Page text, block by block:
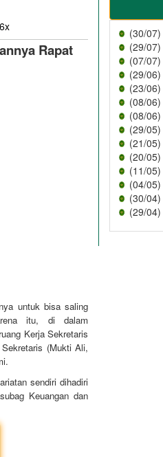
Rapat
untuk bisa saling
itu, di dalam
Kerja Sekretaris
(Mukti Ali,
sendiri dihadiri
Keuangan dan
(30/07)
(29/07)
(07/07)
(29/06)
(23/06)
(08/06)
(08/06)
(29/05)
(21/05)
(20/05)
(11/05)
(04/05)
(30/04)
(29/04)